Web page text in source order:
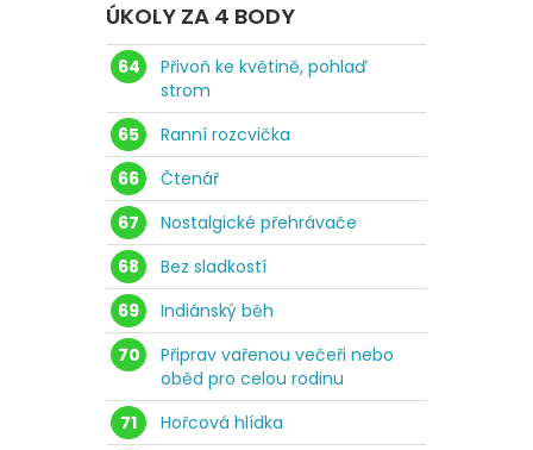
ÚKOLY ZA 4 BODY
64
Přivoň ke květině, pohlaď
strom
65
Ranní rozcvička
66
Čtenář
67
Nostalgické přehrávače
68
Bez sladkostí
69
Indiánský běh
70
Připrav vařenou večeři nebo
oběd pro celou rodinu
71
Hořcová hlídka